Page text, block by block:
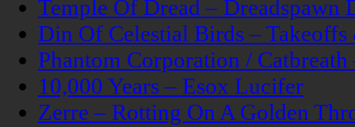
Temple Of Dread – Dreadspawn
Din Of Celestial Birds –
Phantom Corporation /
10,000 Years – Esox Lucifer
Zerre – Rotting On A Golden